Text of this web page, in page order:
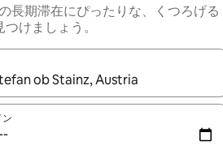
長期滞在にぴったりな、くつろげる
けましょう。
表示されたら、上下の矢印キーを使って